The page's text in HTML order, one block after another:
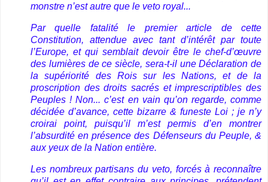
monstre n’est autre que le veto royal...
Par quelle fatalité le premier article de cette
Constitution, attendue avec tant d’intérêt par toute
l’Europe, et qui semblait devoir être le chef-d’œuvre
des lumières de ce siècle, sera-t-il une Déclaration de
la supériorité des Rois sur les Nations, et de la
proscription des droits sacrés et imprescriptibles des
Peuples ! Non... c’est en vain qu’on regarde, comme
décidée d’avance, cette bizarre & funeste Loi ; je n’y
croirai point, puisqu’il m’est permis d’en montrer
l’absurdité en présence des Défenseurs du Peuple, &
aux yeux de la Nation entière.
Les nombreux partisans du veto, forcés à reconnaître